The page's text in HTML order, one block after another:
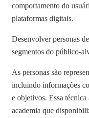
comportamento do
plataformas digitais.
Desenvolver personas
segmentos do público-
As personas são
incluindo informações
e objetivos. Essa
academia que